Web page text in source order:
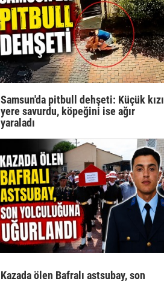
Samsun'da pitbull dehşeti: Küçük kızı
yere savurdu, köpeğini ise ağır
yaraladı
Kazada ölen Bafralı astsubay, son